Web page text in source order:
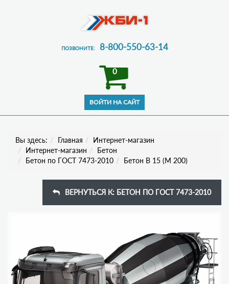
ПОЗВОНИТЕ: 8-800-550-63-14
0
Вы здесь: Главная
Интернет-магазин
Интернет-магазин
Бетон
Бетон по ГОСТ 7473-2010
Бетон В 15 (М 200)
ВЕРНУТЬСЯ К: БЕТОН ПО ГОСТ 7473-2010